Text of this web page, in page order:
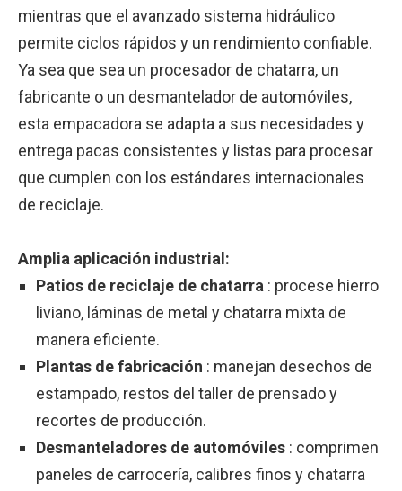
mientras que el avanzado sistema hidráulico
permite ciclos rápidos y un rendimiento confiable.
Ya sea que sea un procesador de chatarra, un
fabricante o un desmantelador de automóviles,
esta empacadora se adapta a sus necesidades y
entrega pacas consistentes y listas para procesar
que cumplen con los estándares internacionales
de reciclaje.
Amplia aplicación industrial:
Patios de reciclaje de chatarra : procese hierro
liviano, láminas de metal y chatarra mixta de
manera eficiente.
Plantas de fabricación : manejan desechos de
estampado, restos del taller de prensado y
recortes de producción.
Desmanteladores de automóviles : comprimen
paneles de carrocería, calibres finos y chatarra